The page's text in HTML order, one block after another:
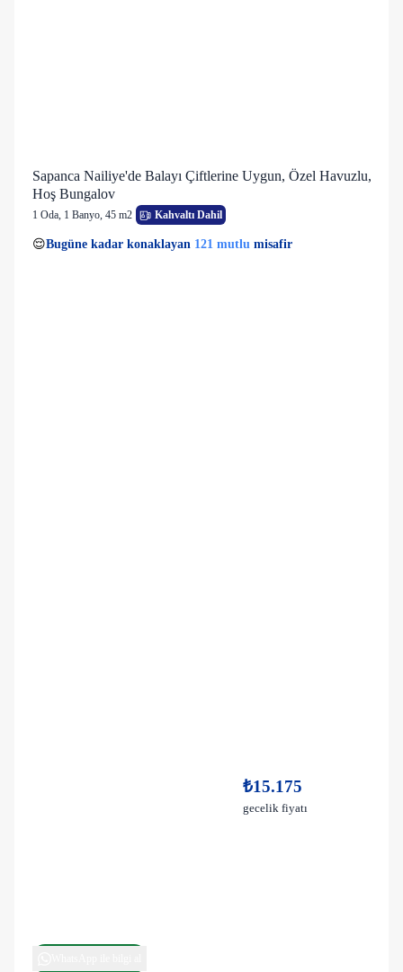
Sapanca Nailiye'de Balayı Çiftlerine Uygun, Özel Havuzlu,
Hoş Bungalov
1 Oda, 1 Banyo, 45 m2 Kahvaltı Dahil
121 mutlu
👀Son 1 saatte26 kişigörüntüledi
₺15.175
gecelik fiyatı